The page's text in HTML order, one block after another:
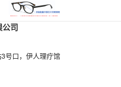
公司
号口，伊人理疗馆